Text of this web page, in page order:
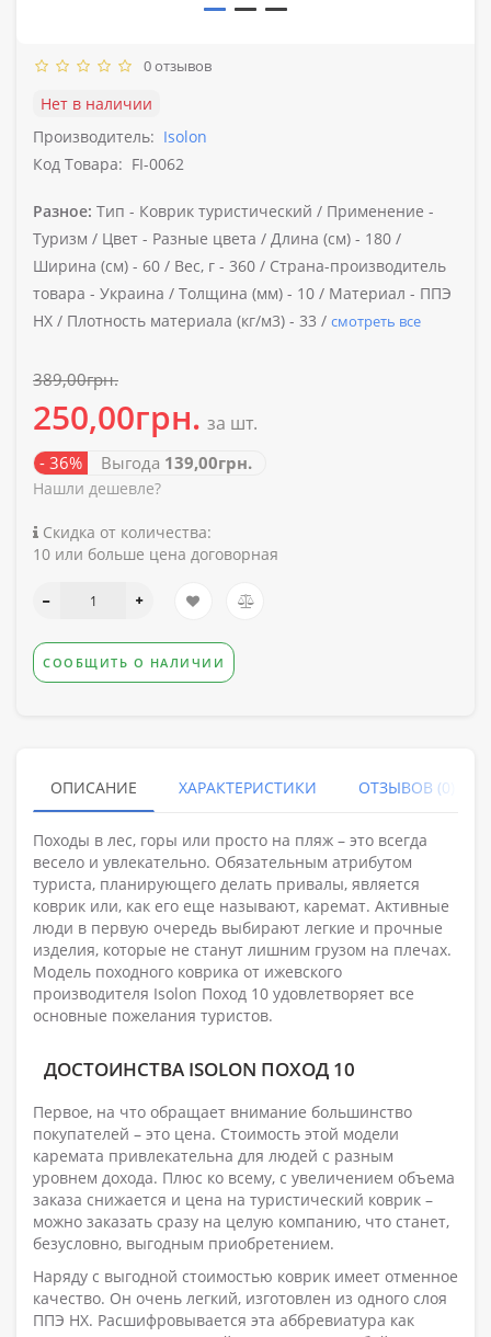
0 отзывов
Нет в наличии
Производитель: Isolon
Код Товара: FI-0062
Разное: Тип - Коврик туристический / Применение -
Туризм / Цвет - Разные цвета / Длина (см) - 180 /
Ширина (см) - 60 / Вес, г - 360 / Страна-производитель
товара - Украина / Толщина (мм) - 10 / Материал - ППЭ
НХ / Плотность материала (кг/м3) - 33 / смотреть все
389,00грн.
250,00грн. за шт.
- 36% Выгода 139,00грн.
Нашли дешевле?
Скидка от количества:
10 или больше цена договорная
СООБЩИТЬ О НАЛИЧИИ
ОПИСАНИЕ ХАРАКТЕРИСТИКИ ОТЗЫВОВ (0)
Походы в лес, горы или просто на пляж – это всегда
весело и увлекательно. Обязательным атрибутом
туриста, планирующего делать привалы, является
коврик или, как его еще называют, каремат. Активные
люди в первую очередь выбирают легкие и прочные
изделия, которые не станут лишним грузом на плечах.
Модель походного коврика от ижевского
производителя Isolon Поход 10 удовлетворяет все
основные пожелания туристов.
ДОСТОИНСТВА ISOLON ПОХОД 10
Первое, на что обращает внимание большинство
покупателей – это цена. Стоимость этой модели
каремата привлекательна для людей с разным
уровнем дохода. Плюс ко всему, с увеличением объема
заказа снижается и цена на туристический коврик –
можно заказать сразу на целую компанию, что станет,
безусловно, выгодным приобретением.
Наряду с выгодной стоимостью коврик имеет отменное
качество. Он очень легкий, изготовлен из одного слоя
ППЭ НХ. Расшифровывается эта аббревиатура как